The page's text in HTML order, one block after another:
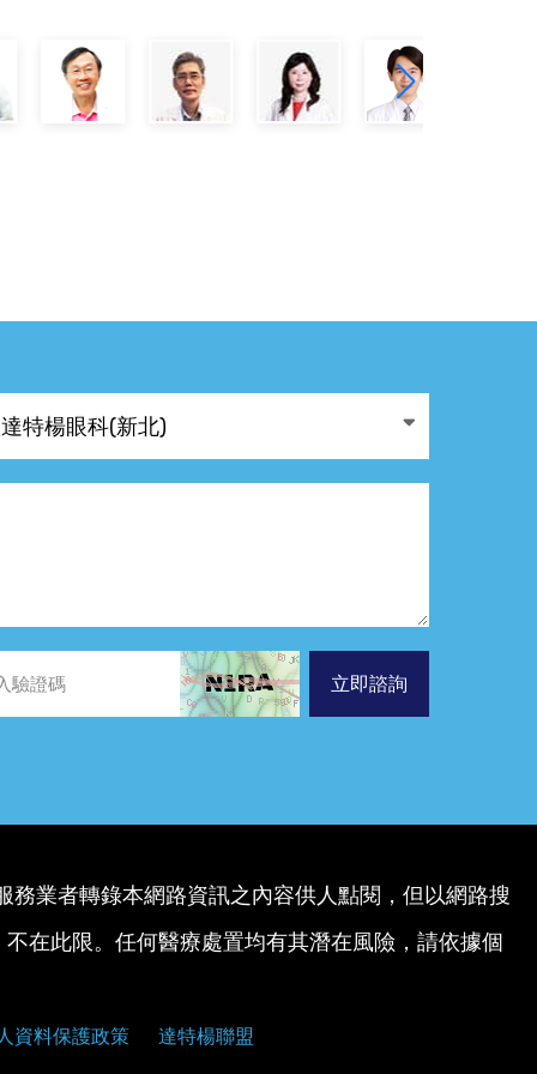
立即諮詢
業者轉錄本網路資訊之內容供人點閱，但以網路搜
在此限。任何醫療處置均有其潛在風險，請依據個
資料保護政策 達特楊聯盟